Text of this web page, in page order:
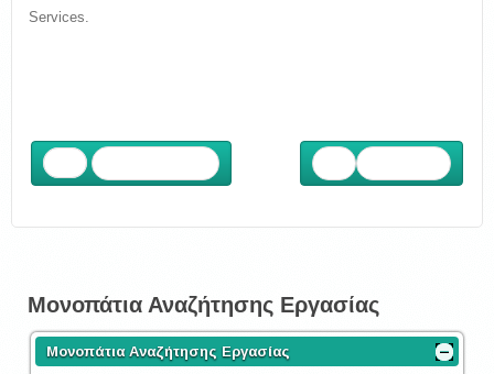
Services.
Μονοπάτια Αναζήτησης Εργασίας
Μονοπάτια Αναζήτησης Εργασίας